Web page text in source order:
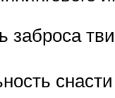
заброса